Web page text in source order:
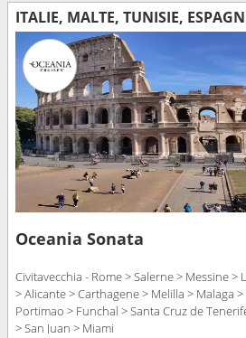
Oceania Sonata
Civitavecchia - Rome > Salerne > Messine >
> Alicante > Carthagene > Melilla > Malaga
Portimao > Funchal > Santa Cruz de
> San Juan > Miami